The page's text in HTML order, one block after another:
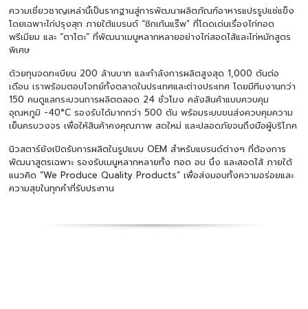
ความเชี่ยวชาญเหล่านี้เป็นรากฐานสู่การพัฒนาผลิตภัณฑ์อาหารแปรรูปแช่แข็ง
โดยเฉพาะไก่ปรุงสุก ภายใต้แบรนด์ “ชิกเก้นแร๊พ” ที่โดดเด่นเรื่องไก่ทอด
พรีเมียม และ “ตาโตะ” ที่พัฒนาเมนูหลากหลายอย่างไก่สอดไส้และไก่หมักสูตร
พิเศษ
ด้วยทุนจดทะเบียน 200 ล้านบาท และกำลังการผลิตสูงสุด 1,000 ตันต่อ
เดือน เราพร้อมตอบโจทย์ทั้งตลาดในประเทศและต่างประเทศ โดยมีทีมงานกว่า
150 คนดูแลกระบวนการผลิตตลอด 24 ชั่วโมง คลังสินค้าแบบควบคุม
อุณหภูมิ -40°C รองรับได้มากกว่า 500 ตัน พร้อมระบบขนส่งควบคุมความ
เย็นครบวงจร เพื่อให้สินค้าคงคุณภาพ สดใหม่ และปลอดภัยจนถึงมือผู้บริโภค
นิวสตาร์ยังเปิดรับการผลิตในรูปแบบ OEM สำหรับแบรนด์ต่างๆ ที่ต้องการ
พัฒนาสูตรเฉพาะ รองรับเมนูหลากหลายทั้ง ทอด อบ นึ่ง และสอดไส้ ภายใต้
แนวคิด “We Produce Quality Products” เพื่อส่งมอบทั้งความอร่อยและ
ความสุขในทุกคำที่รับประทาน